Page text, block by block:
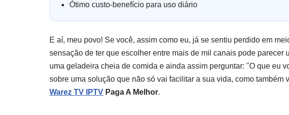
Ótimo custo-benefício para uso diário
E aí, meu povo! Se você, assim como eu, já se sentiu perdido em
sensação de ter que escolher entre mais de mil canais pode parecer
uma geladeira cheia de comida e ainda assim perguntar: "O que eu
sobre uma solução que não só vai facilitar a sua vida, como também
Warez TV IPTV Paga A Melhor.